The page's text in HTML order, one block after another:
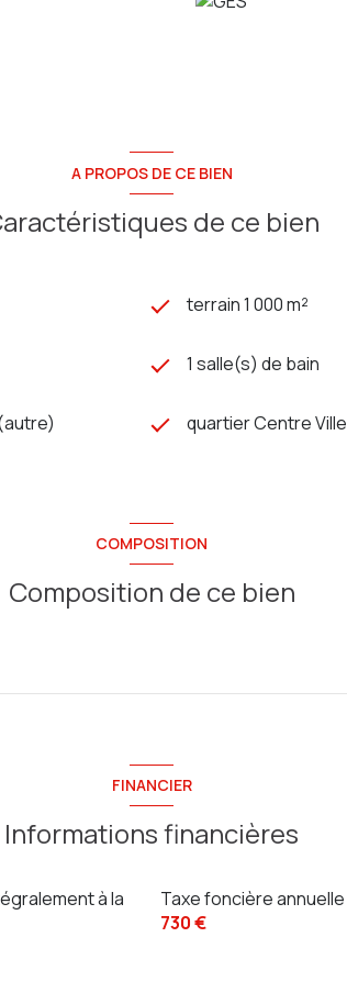
A PROPOS DE CE BIEN
de ce bien
terrain 1 000 m²
1 salle(s) de bain
quartier Centre Ville
COMPOSITION
Composition de ce bien
FINANCIER
Informations financières
à la
Taxe foncière annuelle
730 €